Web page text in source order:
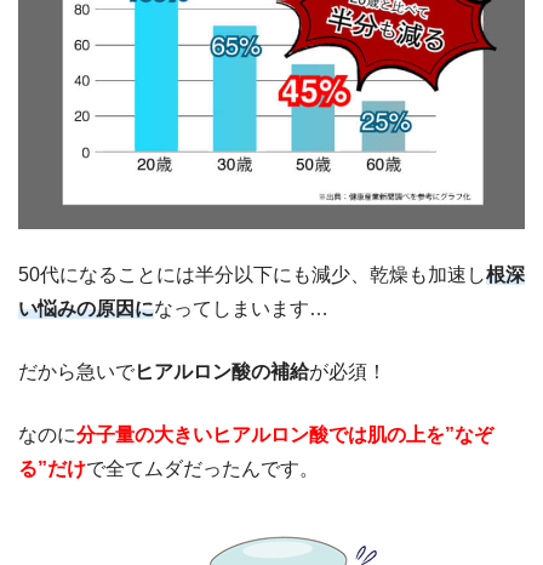
50代になることには半分以下にも減少、乾燥も加速し根深
い悩みの原因になってしまいます…
だから急いでヒアルロン酸の補給が必須！
なのに分子量の大きいヒアルロン酸では肌の上を”なぞ
る”だけで全てムダだったんです。